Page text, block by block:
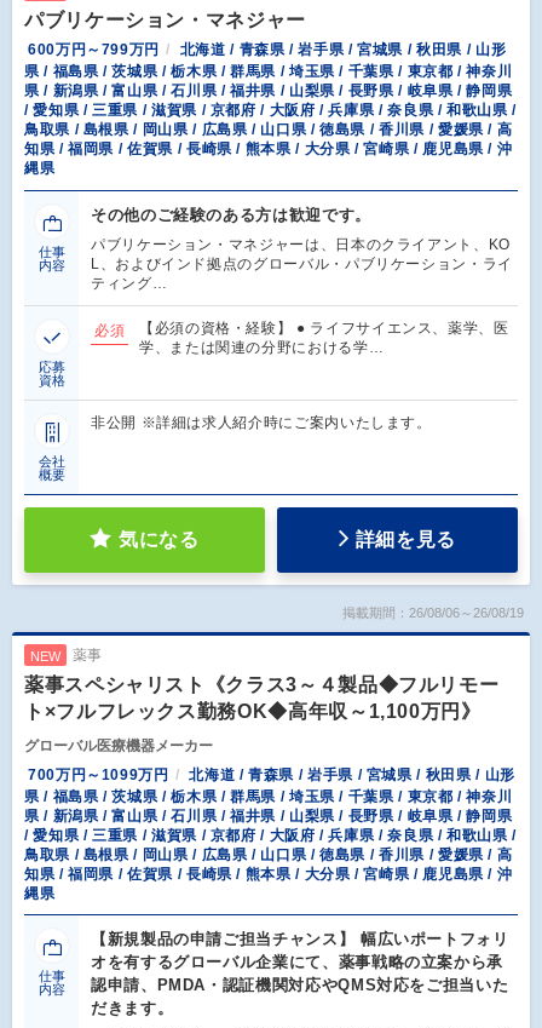
パブリケーション・マネジャー
600万円～799万円
北海道 / 青森県 / 岩手県 / 宮城県 / 秋田県 / 山形
県 / 福島県 / 茨城県 / 栃木県 / 群馬県 / 埼玉県 / 千葉県 / 東京都 / 神奈川
県 / 新潟県 / 富山県 / 石川県 / 福井県 / 山梨県 / 長野県 / 岐阜県 / 静岡県
/ 愛知県 / 三重県 / 滋賀県 / 京都府 / 大阪府 / 兵庫県 / 奈良県 / 和歌山県 /
鳥取県 / 島根県 / 岡山県 / 広島県 / 山口県 / 徳島県 / 香川県 / 愛媛県 / 高
知県 / 福岡県 / 佐賀県 / 長崎県 / 熊本県 / 大分県 / 宮崎県 / 鹿児島県 / 沖
縄県
仕事
内容
その他のご経験のある方は歓迎です。
パブリケーション・マネジャーは、日本のクライアント、KO
L、およびインド拠点のグローバル・パブリケーション・ライ
ティング…
応募
資格
必須
【必須の資格・経験】 ● ライフサイエンス、薬学、医
学、または関連の分野における学…
会社
概要
非公開 ※詳細は求人紹介時にご案内いたします。
気になる 詳細を見る
掲載期間：26/08/06～26/08/19
NEW 薬事
薬事スペシャリスト《クラス3～４製品◆フルリモー
ト×フルフレックス勤務OK◆高年収～1,100万円》
グローバル医療機器メーカー
700万円～1099万円
北海道 / 青森県 / 岩手県 / 宮城県 / 秋田県 / 山形
県 / 福島県 / 茨城県 / 栃木県 / 群馬県 / 埼玉県 / 千葉県 / 東京都 / 神奈川
県 / 新潟県 / 富山県 / 石川県 / 福井県 / 山梨県 / 長野県 / 岐阜県 / 静岡県
/ 愛知県 / 三重県 / 滋賀県 / 京都府 / 大阪府 / 兵庫県 / 奈良県 / 和歌山県 /
鳥取県 / 島根県 / 岡山県 / 広島県 / 山口県 / 徳島県 / 香川県 / 愛媛県 / 高
知県 / 福岡県 / 佐賀県 / 長崎県 / 熊本県 / 大分県 / 宮崎県 / 鹿児島県 / 沖
縄県
仕事
内容
【新規製品の申請ご担当チャンス】 幅広いポートフォリ
オを有するグローバル企業にて、薬事戦略の立案から承
認申請、PMDA・認証機関対応やQMS対応をご担当いた
だきます。